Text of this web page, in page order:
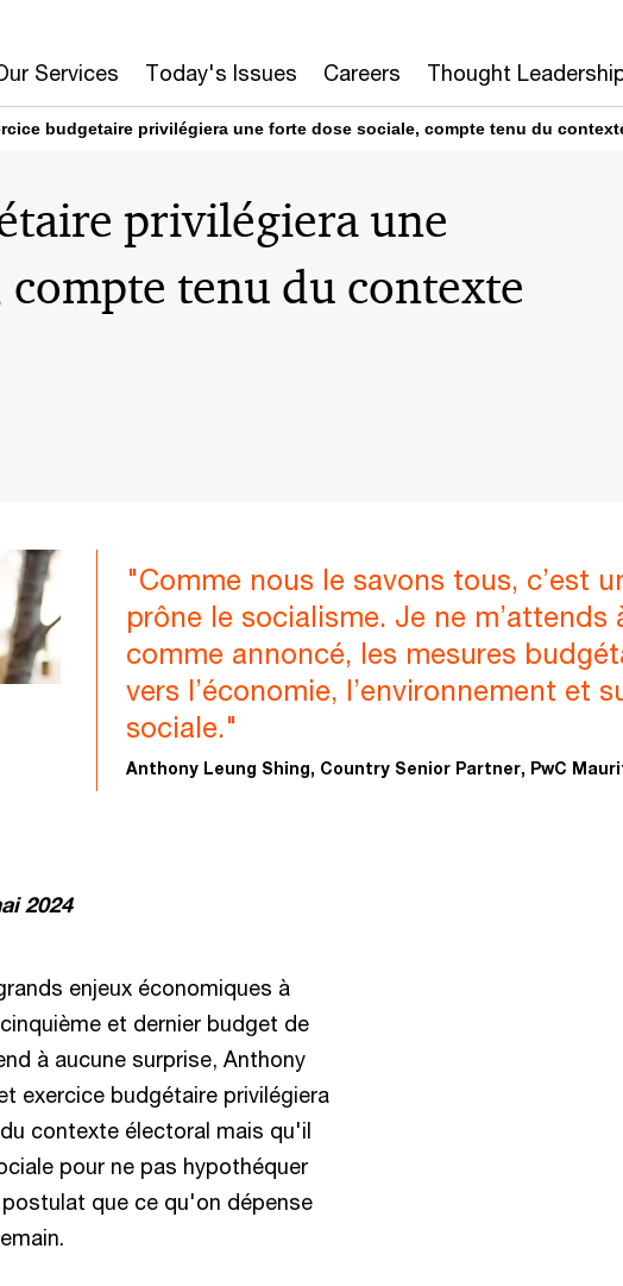
Services Today's Issues Careers Thought
budgetaire privilégiera une forte dose sociale, compte tenu du
privilégiera une
tenu du contexte
"Comme nous le savons tous, c’est
prône le socialisme. Je ne m’attends
comme annoncé, les mesures
vers l’économie, l’environnement et
sociale."
Anthony Leung Shing, Country Senior Partner, PwC
2024
enjeux économiques à
et dernier budget de
à aucune surprise, Anthony
exercice budgétaire privilégiera
contexte électoral mais qu'il
pour ne pas hypothéquer
que ce qu'on dépense